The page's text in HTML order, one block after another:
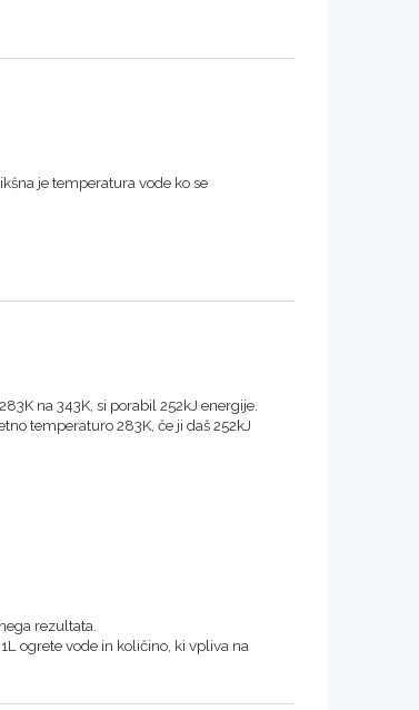
je temperatura vode ko se
na 343K, si porabil 252kJ energije.
temperaturo 283K, če ji daš 252kJ
rezultata.
ogrete vode in količino, ki vpliva na